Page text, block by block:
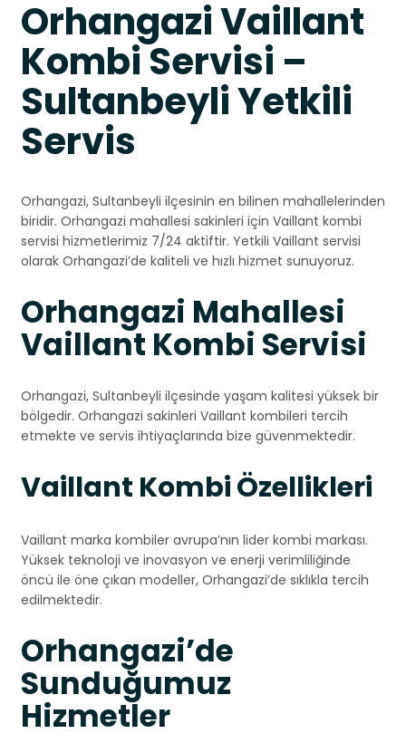
Orhangazi Vaillant
Kombi Servisi –
Sultanbeyli Yetkili
Servis
Orhangazi, Sultanbeyli ilçesinin en bilinen mahallelerinden
biridir. Orhangazi mahallesi sakinleri için Vaillant kombi
servisi hizmetlerimiz 7/24 aktiftir. Yetkili Vaillant servisi
olarak Orhangazi’de kaliteli ve hızlı hizmet sunuyoruz.
Orhangazi Mahallesi
Vaillant Kombi Servisi
Orhangazi, Sultanbeyli ilçesinde yaşam kalitesi yüksek bir
bölgedir. Orhangazi sakinleri Vaillant kombileri tercih
etmekte ve servis ihtiyaçlarında bize güvenmektedir.
Vaillant Kombi Özellikleri
Vaillant marka kombiler avrupa’nın lider kombi markası.
Yüksek teknoloji ve inovasyon ve enerji verimliliğinde
öncü ile öne çıkan modeller, Orhangazi’de sıklıkla tercih
edilmektedir.
Orhangazi’de
Sunduğumuz
Hizmetler